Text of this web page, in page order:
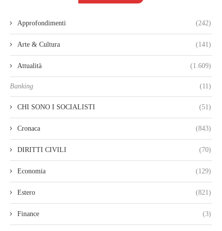
Approfondimenti (242)
Arte & Cultura (141)
Attualità (1.609)
Banking (11)
CHI SONO I SOCIALISTI (51)
Cronaca (843)
DIRITTI CIVILI (70)
Economia (129)
Estero (821)
Finance (3)